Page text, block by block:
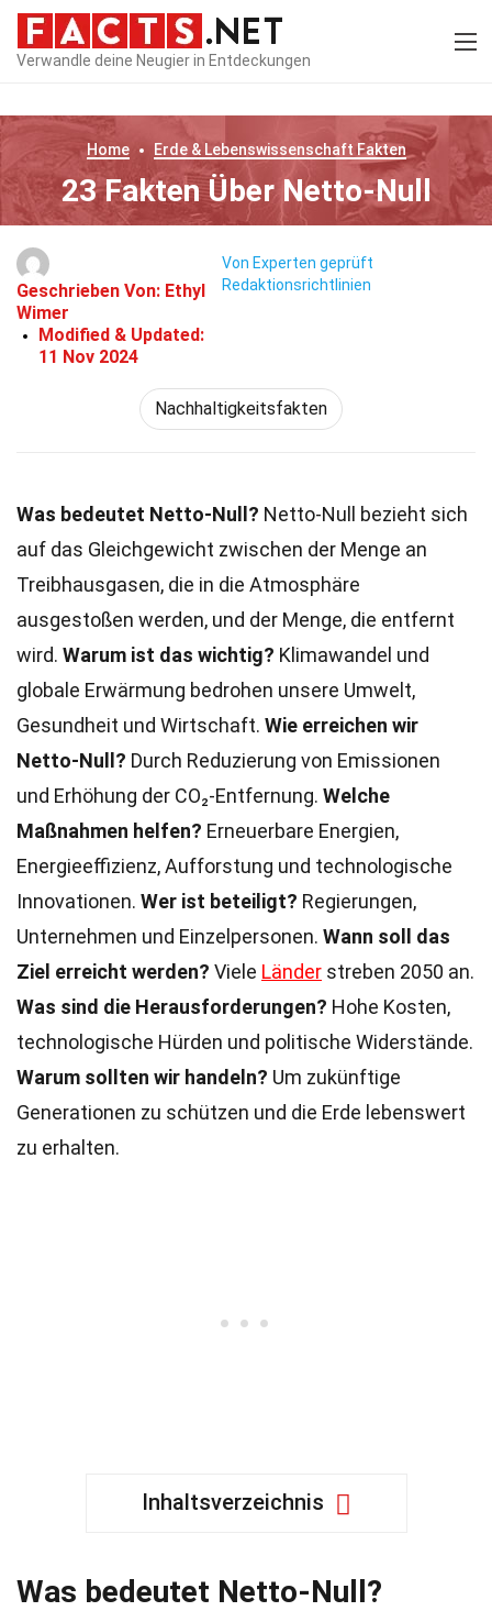
Verwandle deine Neugier in Entdeckungen
Home Erde & LebenswissenschaftFakten
23 Fakten Über Netto-Null
Geschrieben Von: Ethyl
Wimer
Modified & Updated:
11 Nov 2024
Von Experten geprüft
Redaktionsrichtlinien
Nachhaltigkeitsfakten
Was bedeutet Netto-Null? Netto-Null bezieht sich
auf das Gleichgewicht zwischen der Menge an
Treibhausgasen, die in die Atmosphäre
ausgestoßen werden, und der Menge, die entfernt
wird. Warum ist das wichtig? Klimawandel und
globale Erwärmung bedrohen unsere Umwelt,
Gesundheit und Wirtschaft. Wie erreichen wir
Netto-Null? Durch Reduzierung von Emissionen
und Erhöhung der CO₂-Entfernung. Welche
Maßnahmen helfen? Erneuerbare Energien,
Energieeffizienz, Aufforstung und technologische
Innovationen. Wer ist beteiligt? Regierungen,
Unternehmen und Einzelpersonen. Wann soll das
Ziel erreicht werden? Viele Länder streben 2050 an.
Was sind die Herausforderungen? Hohe Kosten,
technologische Hürden und politische Widerstände.
Warum sollten wir handeln? Um zukünftige
Generationen zu schützen und die Erde lebenswert
zu erhalten.
Inhaltsverzeichnis
Was bedeutet Netto-Null?